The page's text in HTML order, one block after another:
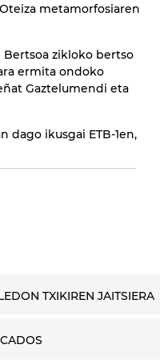
metamorfosiaren
Bertsoa zikloko bertso
ermita ondoko
Gaztelumendi eta
dago ikusgai ETB-1en,
TXIKIREN JAITSIERA